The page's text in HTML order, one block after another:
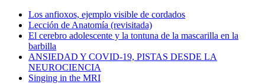
Los anfioxos, ejemplo visible de cordados
Lección de Anatomía (revisitada)
El cerebro adolescente y la tontuna de la mascarilla en la
barbilla
ANSIEDAD Y COVID-19, PISTAS DESDE LA
NEUROCIENCIA
Singing in the MRI